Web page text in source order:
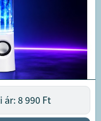
8 990 Ft